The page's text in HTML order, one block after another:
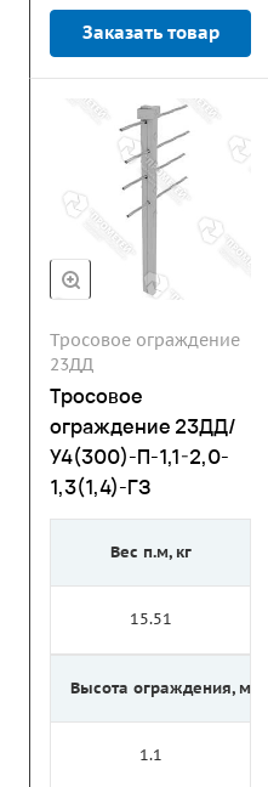
Заказать товар
Тросовое ограждение
23ДД
Тросовое
ограждение 23ДД/
У4(300)-П-1,1-2,0-
1,3(1,4)-ГЗ
Вес п.м, кг
15.51
Высота ограждения, м
1.1